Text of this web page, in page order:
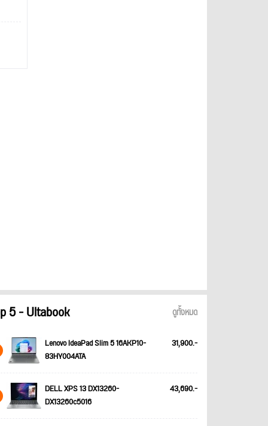
5 - Ultabook ดูทั้งหมด
Lenovo IdeaPad Slim 5 16AKP10-
83HY004ATA
31,900.-
DELL XPS 13 DX13260-
DX13260c5016
43,690.-